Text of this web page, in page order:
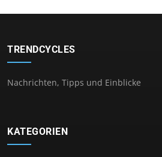
TRENDCYCLES
Nachrichten, Tipps und Einblicke
KATEGORIEN